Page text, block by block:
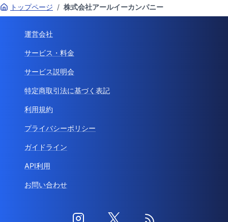
トップページ / 株式会社アールイーカンパニー
運営会社
サービス・料金
サービス説明会
特定商取引法に基づく表記
利用規約
プライバシーポリシー
ガイドライン
API利用
お問い合わせ